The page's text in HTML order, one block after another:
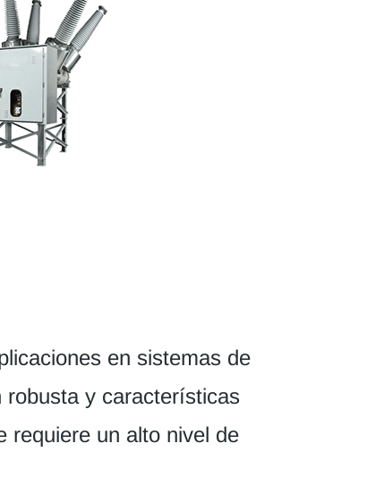
en sistemas de
robusta y características
requiere un alto nivel de